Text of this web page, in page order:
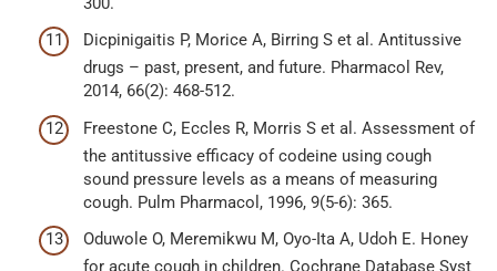
Dicpinigaitis P, Morice A, Birring S et al. Antitussive
drugs – past, present, and future. Pharmacol Rev,
2014, 66(2): 468-512.
Freestone C, Eccles R, Morris S et al. Assessment of
the antitussive efficacy of codeine using cough
sound pressure levels as a means of measuring
cough. Pulm Pharmacol, 1996, 9(5-6): 365.
Oduwole O, Meremikwu M, Oyo-Ita A, Udoh E. Honey
for acute cough in children. Cochrane Database Syst